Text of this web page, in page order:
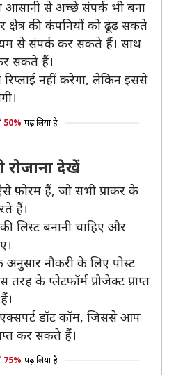
से अच्छे संपर्क भी बना
की कंपनियों को ढूंढ सकते
से संपर्क कर सकते हैं। साथ
सकते हैं।
नहीं करेगा, लेकिन इससे
50% पढ़ लिया है
देखें
फ़ोरम हैं, जो सभी प्राकर के
हैं।
लिस्ट बनानी चाहिए और
नौकरी के लिए पोस्ट
के प्लेटफॉर्म प्रोजेक्ट प्राप्त
डॉट कॉम, जिससे आप
कर सकते हैं।
75% पढ़ लिया है